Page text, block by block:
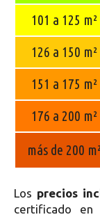
101 a 125 m²
126 a 150 m²
151 a 175 m²
176 a 200 m²
más de 200
Los precios
certificado